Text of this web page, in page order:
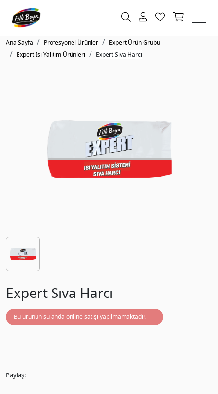
Ana Sayfa Profesyonel Ürünler
Expert Ürün Grubu
Expert Isı Yalıtım Ürünleri
Expert Sıva Harcı
Expert Sıva Harcı
Bu ürünün şu anda online satışı yapılmamaktadır.
Paylaş: